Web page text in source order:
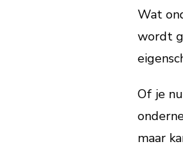
Wat
wordt
Of je
maar